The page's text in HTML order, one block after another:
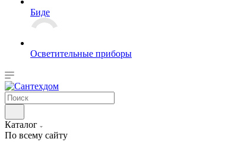
Биде
Осветительные приборы
Каталог
По всему сайту